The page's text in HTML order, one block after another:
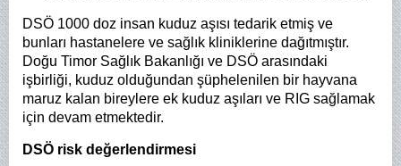
DSÖ 1000 doz insan kuduz aşısı tedarik etmiş ve
bunları hastanelere ve sağlık kliniklerine dağıtmıştır.
Doğu Timor Sağlık Bakanlığı ve DSÖ arasındaki
işbirliği, kuduz olduğundan şüphelenilen bir hayvana
maruz kalan bireylere ek kuduz aşıları ve RIG sağlamak
için devam etmektedir.
DSÖ risk değerlendirmesi